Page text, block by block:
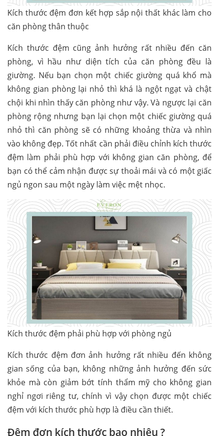
Kích thước đệm đơn kết hợp sắp nội thất khác làm cho
căn phòng thân thuộc
Kích thước đệm cũng ảnh hưởng rất nhiều đến căn
phòng, vì hầu như diện tích của căn phòng đều là
giường. Nếu bạn chọn một chiếc giường quá khổ mà
không gian phòng lại nhỏ thì khá là ngột ngạt và chật
chội khi nhìn thấy căn phòng như vậy. Và ngược lại căn
phòng rộng nhưng bạn lại chọn một chiếc giường quá
nhỏ thì căn phòng sẽ có những khoảng thừa và nhìn
vào không đẹp. Tốt nhất cần phải điều chỉnh kích thước
đệm làm phải phù hợp với không gian căn phòng, để
bạn có thể cảm nhận được sự thoải mái và có một giấc
ngủ ngon sau một ngày làm việc mệt nhọc.
Kích thước đệm phải phù hợp với phòng ngủ
Kích thước đệm đơn ảnh hưởng rất nhiều đến không
gian sống của bạn, không những ảnh hưởng đến sức
khỏe mà còn giảm bớt tính thẩm mỹ cho không gian
nghỉ ngơi riêng tư, chính vì vậy chọn được một chiếc
đệm với kích thước phù hợp là điều cần thiết.
Đệm đơn kích thước bao nhiêu ?